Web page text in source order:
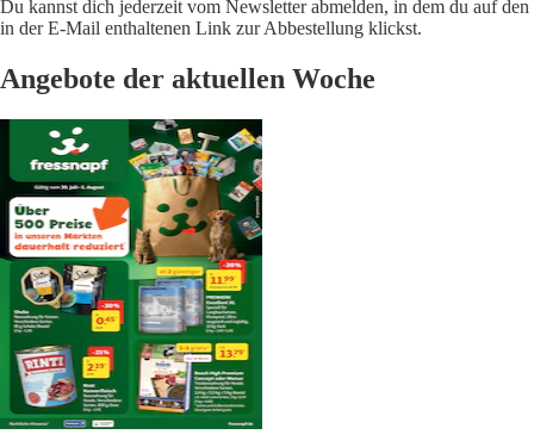
Du kannst dich jederzeit vom Newsletter abmelden, in dem du auf den
in der E-Mail enthaltenen Link zur Abbestellung klickst.
Angebote der aktuellen Woche